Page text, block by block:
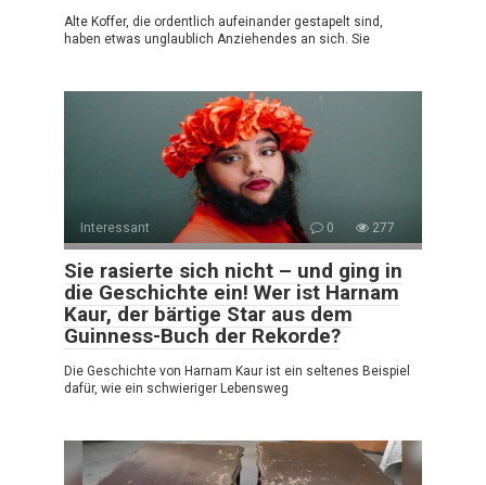
Alte Koffer, die ordentlich aufeinander gestapelt sind,
haben etwas unglaublich Anziehendes an sich. Sie
Interessant 0 277
Sie rasierte sich nicht – und ging in
die Geschichte ein! Wer ist Harnam
Kaur, der bärtige Star aus dem
Guinness-Buch der Rekorde?
Die Geschichte von Harnam Kaur ist ein seltenes Beispiel
dafür, wie ein schwieriger Lebensweg